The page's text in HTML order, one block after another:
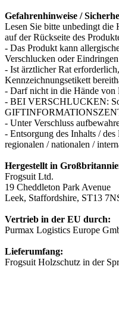
Gefahrenhinweise /
Lesen Sie bitte unbedingt die
auf der Rückseite des
- Das Produkt kann
Verschlucken oder
- Ist ärztlicher Rat
Kennzeichnungsetikett
- Darf nicht in die Hände von
- BEI VERSCHLUCKEN:
- Unter Verschluss
- Entsorgung des Inhalts /
regionalen / nationalen /
Hergestellt in
Frogsuit Ltd.
19 Cheddleton Park Avenue
Leek, Staffordshire, ST13
Vertrieb in der EU durch:
Purmax Logistics Europe
Lieferumfang:
Frogsuit Holzschutz in der